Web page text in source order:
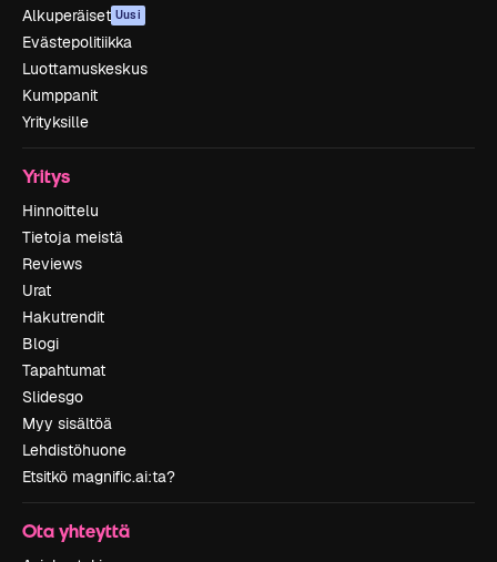
Alkuperäiset Uusi
Evästepolitiikka
Luottamuskeskus
Kumppanit
Yrityksille
Yritys
Hinnoittelu
Tietoja meistä
Reviews
Urat
Hakutrendit
Blogi
Tapahtumat
Slidesgo
Myy sisältöä
Lehdistöhuone
Etsitkö magnific.ai:ta?
Ota yhteyttä